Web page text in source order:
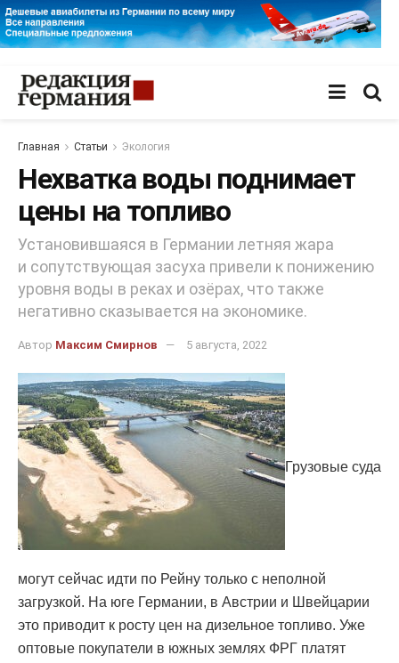
Главная Статьи Экология
Нехватка воды поднимает
цены на топливо
Установившаяся в Германии летняя жара
и сопутствующая засуха привели к понижению
уровня воды в реках и озёрах, что также
негативно сказывается на экономике.
Автор Максим Смирнов 5 августа, 2022
Грузовые суда
могут сейчас идти по Рейну только с неполной
загрузкой. На юге Германии, в Австрии и Швейцарии
это приводит к росту цен на дизельное топливо. Уже
оптовые покупатели в южных землях ФРГ платят